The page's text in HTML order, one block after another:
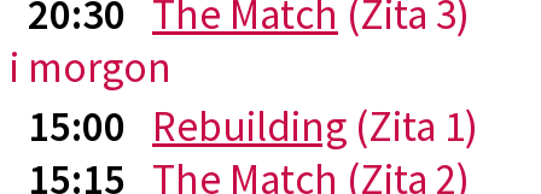
20:30 The Match (Zita 3)
i morgon
15:00 Rebuilding (Zita 1)
15:15 The Match (Zita 2)